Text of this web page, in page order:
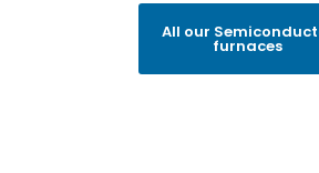
et les annonces, d'offrir des
médias sociaux et d'analyser notre
All our
furnaces